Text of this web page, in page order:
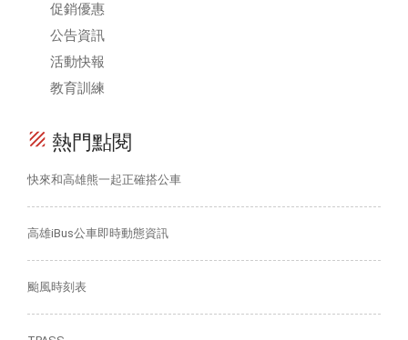
促銷優惠
公告資訊
活動快報
教育訓練
texture 熱門點閱
快來和高雄熊一起正確搭公車
高雄iBus公車即時動態資訊
颱風時刻表